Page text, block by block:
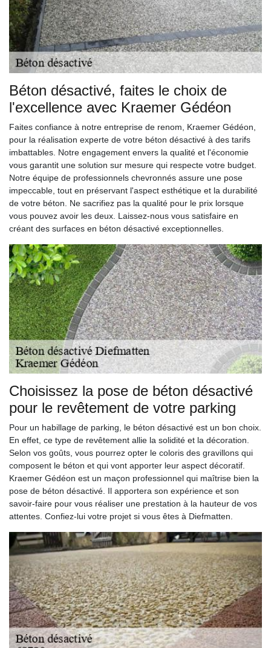
Béton désactivé, faites le choix de
l'excellence avec Kraemer Gédéon
Faites confiance à notre entreprise de renom, Kraemer Gédéon,
pour la réalisation experte de votre béton désactivé à des tarifs
imbattables. Notre engagement envers la qualité et l'économie
vous garantit une solution sur mesure qui respecte votre budget.
Notre équipe de professionnels chevronnés assure une pose
impeccable, tout en préservant l'aspect esthétique et la durabilité
de votre béton. Ne sacrifiez pas la qualité pour le prix lorsque
vous pouvez avoir les deux. Laissez-nous vous satisfaire en
créant des surfaces en béton désactivé exceptionnelles.
Choisissez la pose de béton désactivé
pour le revêtement de votre parking
Pour un habillage de parking, le béton désactivé est un bon choix.
En effet, ce type de revêtement allie la solidité et la décoration.
Selon vos goûts, vous pourrez opter le coloris des gravillons qui
composent le béton et qui vont apporter leur aspect décoratif.
Kraemer Gédéon est un maçon professionnel qui maîtrise bien la
pose de béton désactivé. Il apportera son expérience et son
savoir-faire pour vous réaliser une prestation à la hauteur de vos
attentes. Confiez-lui votre projet si vous êtes à Diefmatten.